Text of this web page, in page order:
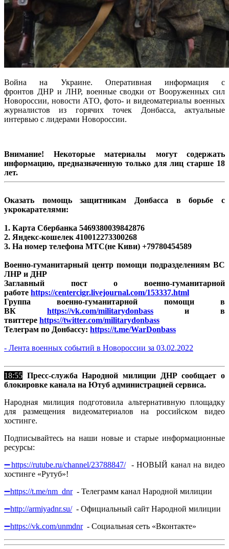
Война на Украине. Оперативная информация с
фронтов ДНР и ЛНР, военные сводки от Вооруженных сил
Новороссии, новости АТО, фото- и видеоматериалы военных
журналистов из горячих точек Донбасса, актуальные
интервью с лидерами Новороссии.
Внимание! Некоторые материалы могут содержать
информацию, предназначенную только для лиц старше 18
лет.
Оказать помощь защитникам Донбасса в борьбе с
укрокарателями:
1. Карта Сбербанка 5469380039842876
2. Яндекс-кошелек 410012273300268
3. На номер телефона МТС(не Киви) +79780454589
Военно-гуманитарный центр помощи подразделениям ВС
ЛНР и ДНР
Заглавный пост о военно-гуманитарной
работе https://centercigr.livejournal.com/153337.html
Группа военно-гуманитарной помощи в
ВК https://vk.com/militarydonbass и в
твиттере https://twitter.com/militarydonbass
Телеграм по Донбассу: https://t.me/WarDonbass
- Лента военных событий в Новороссии за 03.02.2022
18:55 Пресс-служба Народной милиции ДНР сообщает о
блокировке канала на Ютуб администрацией сервиса.
Народная милиция подготовила альтернативную площадку
для размещения видеоматериалов на российском видео
хостинге.
Подписывайтесь на наши новые и старые информационные
ресурсы:
➖https://rutube.ru/channel/23788847/- НОВЫЙ канал на видео
хостинге «Рутуб»!
➖https://t.me/nm_dnr- Телеграмм канал Народной милиции
➖http://armiyadnr.su/- Официальный сайт Народной милиции
➖https://vk.com/unmdnr- Социальная сеть «Вконтакте»